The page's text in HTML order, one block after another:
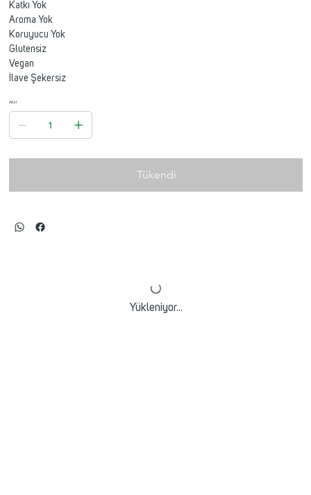
Katkı Yok
Aroma Yok
Koruyucu Yok
Glutensiz
Vegan
İlave Şekersiz
Adet
Tükendi
Yükleniyor...